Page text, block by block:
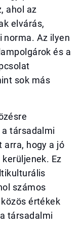
ahol az
elvárás,
norma. Az ilyen
és a
sok más
társadalmi
arra, hogy a jó
Ez
számos
értékek
társadalmi